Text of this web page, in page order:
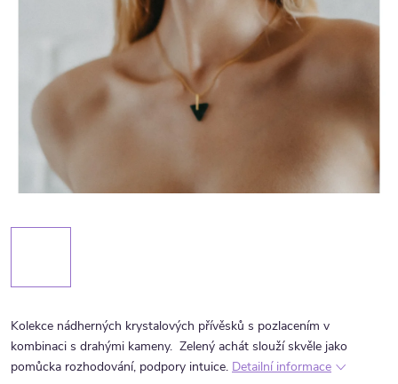
Kolekce nádherných krystalových přívěsků s pozlacením v
kombinaci s drahými kameny. Zelený achát slouží skvěle jako
pomůcka rozhodování, podpory intuice. Detailní informace